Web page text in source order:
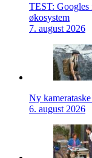
TEST: Googles
økosystem
7. august 2026
Ny
6. august 2026